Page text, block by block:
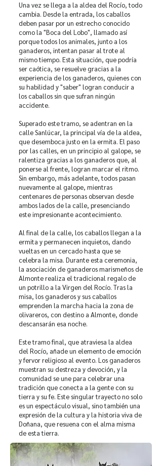
Una vez se llega a la aldea del Rocío, todo
cambia. Desde la entrada, los caballos
deben pasar por un estrecho conocido
como la "Boca del Lobo", llamado así
porque todos los animales, junto a los
ganaderos, intentan pasar al trote al
mismo tiempo. Esta situación, que podría
ser caótica, se resuelve gracias a la
experiencia de los ganaderos, quienes con
su habilidad y "saber" logran conducir a
los caballos sin que sufran ningún
accidente.
Superado este tramo, se adentran en la
calle Sanlúcar, la principal vía de la aldea,
que desemboca justo en la ermita. El paso
por las calles, en un principio al galope, se
ralentiza gracias a los ganaderos que, al
ponerse al frente, logran marcar el ritmo.
Sin embargo, más adelante, todos pasan
nuevamente al galope, mientras
centenares de personas observan desde
ambos lados de la calle, presenciando
este impresionante acontecimiento.
Al final de la calle, los caballos llegan a la
ermita y permanecen inquietos, dando
vueltas en un cercado hasta que se
celebra la misa. Durante esta ceremonia,
la asociación de ganaderos marismeños de
Almonte realiza el tradicional regalo de
un potrillo a la Virgen del Rocío. Tras la
misa, los ganaderos y sus caballos
emprenden la marcha hacia la zona de
olivareros, con destino a Almonte, donde
descansarán esa noche.
Este tramo final, que atraviesa la aldea
del Rocío, añade un elemento de emoción
y fervor religioso al evento. Los ganaderos
muestran su destreza y devoción, y la
comunidad se une para celebrar una
tradición que conecta a la gente con su
tierra y su fe. Este singular trayecto no solo
es un espectáculo visual, sino también una
expresión de la cultura y la historia viva de
Doñana, que resuena con el alma misma
de esta tierra.